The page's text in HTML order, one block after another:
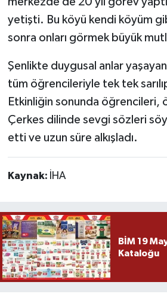
yetişti. Bu köyü kendi köyüm
sonra onları görmek büyük
Şenlikte duygusal anlar
tüm öğrencileriyle tek tek
Etkinliğin sonunda öğrencileri,
Çerkes dilinde sevgi sözleri
etti ve uzun süre alkışladı.
Kaynak: İHA
BİM 19
Kataloğu